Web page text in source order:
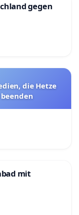
gegen
die Hetze
mit